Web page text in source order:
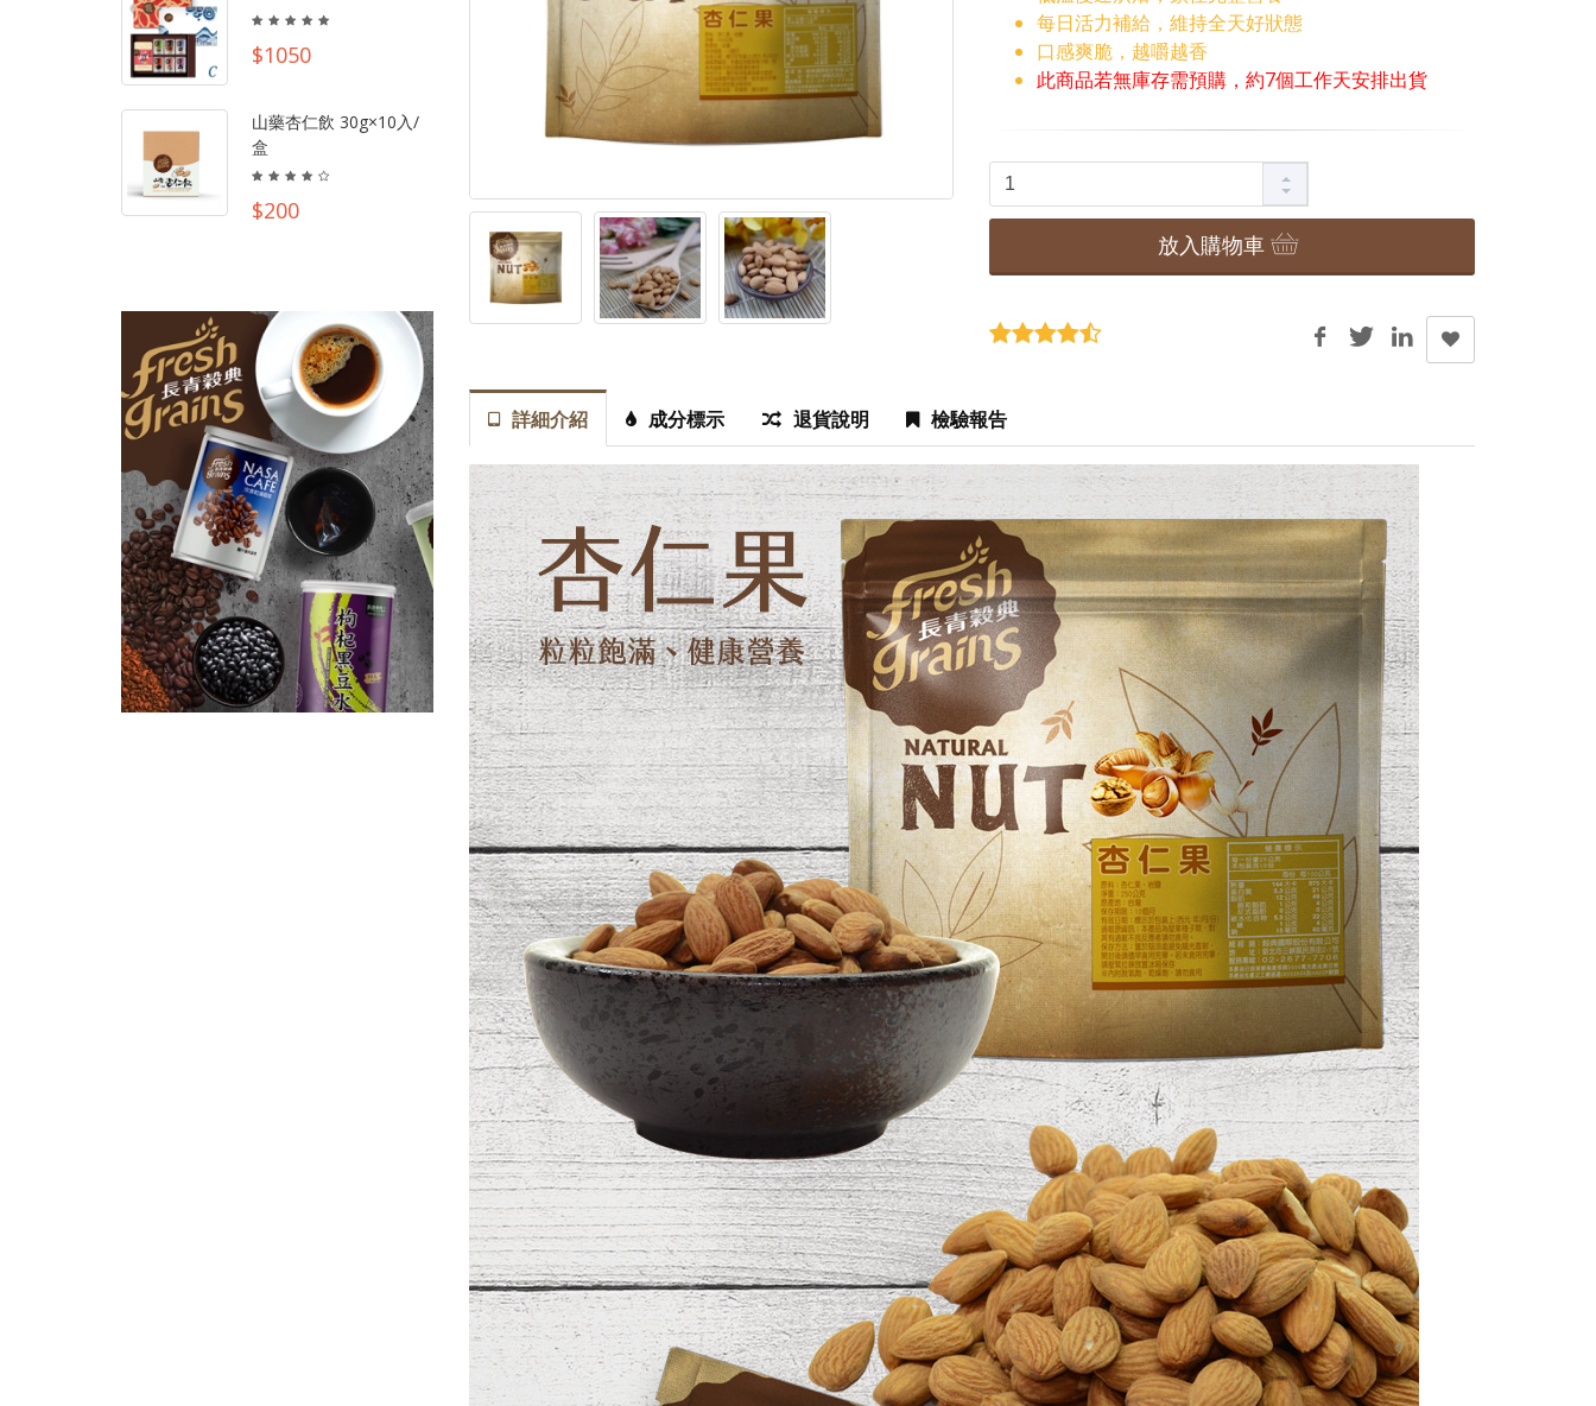
$1050
山藥杏仁飲 30g×10入/
盒
$200
$650
嵐苒/紅璽 7入茶堅果...
每日活力補給，維持全天好狀態
口感爽脆，越嚼越香
此商品若無庫存需預購，約7個工作天安排出貨
放入購物車
詳細介紹 成分標示 退貨說明 檢驗報告